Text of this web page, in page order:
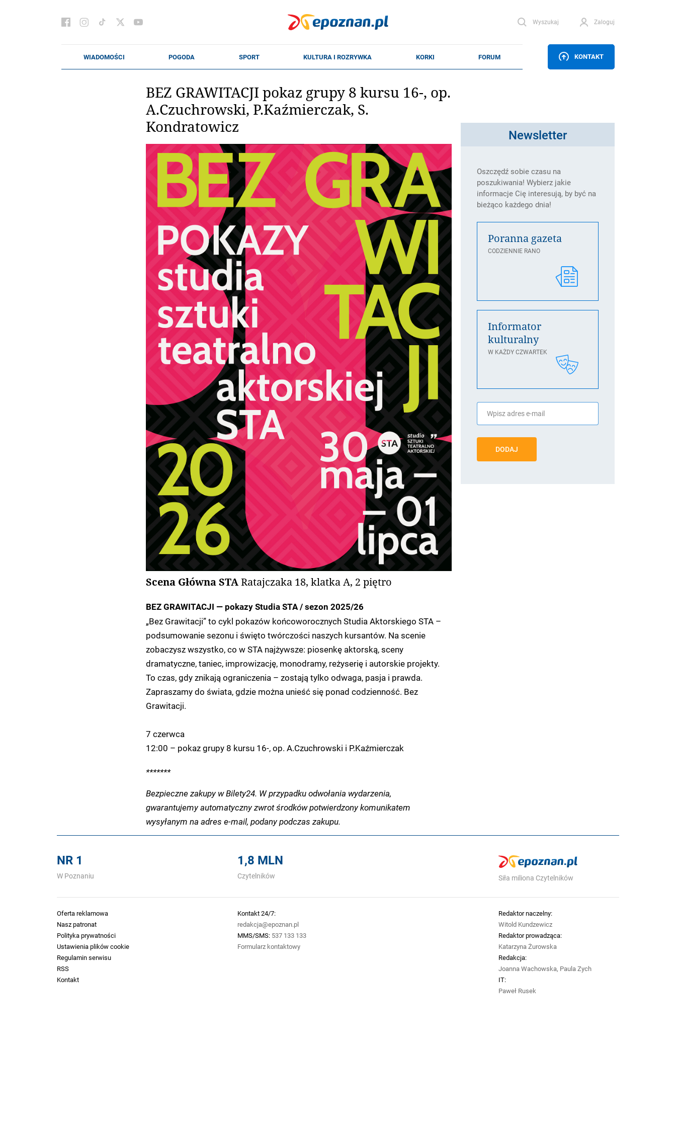
Wyszukaj Zaloguj
KONTAKT
BEZ GRAWITACJI pokaz grupy 8 kursu 16-, op.
A.Czuchrowski, P.Kaźmierczak, S.
Kondratowicz
Scena Główna STARatajczaka 18, klatka A, 2 piętro
BEZ GRAWITACJI — pokazy Studia STA / sezon 2025/26
„Bez Grawitacji” to cykl pokazów końcoworocznych Studia Aktorskiego STA –
podsumowanie sezonu i święto twórczości naszych kursantów. Na scenie
zobaczysz wszystko, co w STA najżywsze: piosenkę aktorską, sceny
dramatyczne, taniec, improwizację, monodramy, reżyserię i autorskie projekty.
To czas, gdy znikają ograniczenia – zostają tylko odwaga, pasja i prawda.
Zapraszamy do świata, gdzie można unieść się ponad codzienność. Bez
Grawitacji.
7 czerwca
12:00 – pokaz grupy 8 kursu 16-, op. A.Czuchrowski i P.Kaźmierczak
*******
Bezpieczne zakupy w Bilety24. W przypadku odwołania wydarzenia,
gwarantujemy automatyczny zwrot środków potwierdzony komunikatem
wysyłanym na adres e-mail, podany podczas zakupu.
Newsletter
Oszczędź sobie czasu na
poszukiwania! Wybierz jakie
informacje Cię interesują, by być na
bieżąco każdego dnia!
Poranna gazeta
CODZIENNIE RANO
Informator
kulturalny
W KAŻDY CZWARTEK
DODAJ
NR 1
W Poznaniu
1,8 MLN
Czytelników Siła miliona Czytelników
Oferta reklamowa
Nasz patronat
Polityka prywatności
Ustawienia plików cookie
Regulamin serwisu
RSS
Kontakt
Kontakt 24/7:
redakcja@epoznan.pl
MMS/SMS: 537 133 133
Formularz kontaktowy
Redaktor naczelny:
Witold Kundzewicz
Redaktor prowadząca:
Katarzyna Żurowska
Redakcja:
Joanna Wachowska, Paula Zych
IT:
Paweł Rusek